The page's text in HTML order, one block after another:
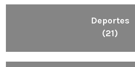
Deportes
(21)